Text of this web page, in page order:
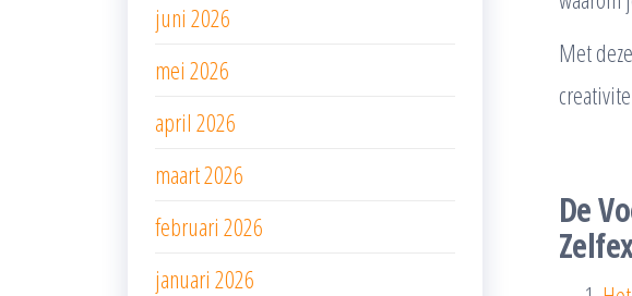
Met
De
juni 2026
mei 2026
april 2026
maart 2026
februari 2026
januari 2026